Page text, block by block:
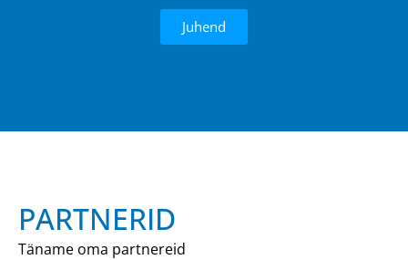
Juhend
PARTNERID
Täname oma partnereid